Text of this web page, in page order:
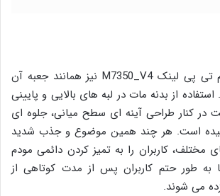
طراحی ظاهری مودم تی پی لینک M7350_V4 نیز همانند جعبه آن
از بدنه مات در لبه های بالایی و پایینی
کنار طراحی آینه ای سطح میانی، جلوه ای
است. هر چند همین موضوع و جذب شدید
مختلف، کاربران را به تمیز کردن دائمی مودم
به طور حتم کاربران پس از مدت کوتاهی از
می شوند.